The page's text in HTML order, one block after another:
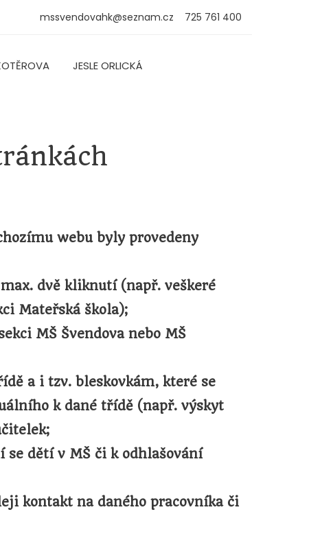
mssvendovahk@seznam.cz 725 761 400
JESLE ORLICKÁ
webu byly provedeny
dvě kliknutí (např. veškeré
Mateřská škola);
MŠ Švendova nebo MŠ
a i tzv. bleskovkám, které se
k dané třídě (např. výskyt
se dětí v MŠ či k odhlašování
kontakt na daného pracovníka či